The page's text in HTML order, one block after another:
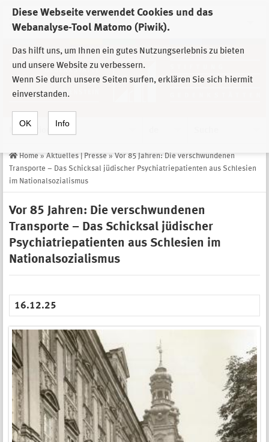
Diese Webseite verwendet Cookies und das
Webanalyse-Tool Matomo (Piwik).
Das hilft uns, um Ihnen ein gutes Nutzungserlebnis zu bieten
und unsere Website zu verbessern.
Wenn Sie durch unsere Seiten surfen, erklären Sie sich hiermit
einverstanden.
OK Info
Zur Auswahl der Einrichtungen der
Stiftung Sächsische Gedenkstätten
Home » Aktuelles | Presse » Vor 85 Jahren: Die verschwundenen
Transporte – Das Schicksal jüdischer Psychiatriepatienten aus Schlesien
im Nationalsozialismus
Vor 85 Jahren: Die verschwundenen
Transporte – Das Schicksal jüdischer
Psychiatriepatienten aus Schlesien im
Nationalsozialismus
16.12.25